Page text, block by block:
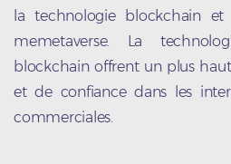
la technologie blockchain
memetaverse. La
blockchain offrent un plus
et de confiance dans les
commerciales.